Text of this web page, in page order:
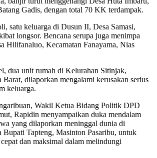
Gadis, dengan total 70 KK terdampak.
satu keluarga di Dusun II, Desa Samasi,
longsor. Bencana serupa juga menimpa
Hilifanaluo, Kecamatan Fanayama, Nias
dua unit rumah di Kelurahan Sitinjak,
dilaporkan mengalami kerusakan serius
keluarga.
Wakil Ketua Bidang Politik DPD
Rapidin menyampaikan duka mendalam
yang dilaporkan meninggal dunia di
Bupati Tapteng, Masinton Pasaribu, untuk
dan maksimal dalam melindungi